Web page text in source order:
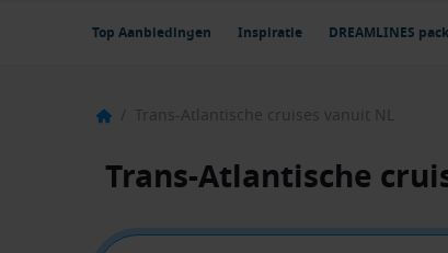
Top Aanbiedingen Inspiratie DREAMLINES
/ Trans-Atlantische cruises vanuit NL
Trans-Atlantische